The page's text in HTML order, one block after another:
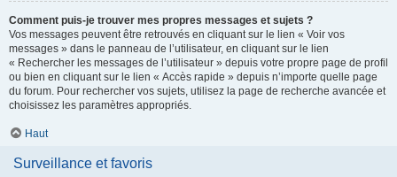
Comment puis-je trouver mes propres messages et sujets ?
Vos messages peuvent être retrouvés en cliquant sur le lien « Voir vos
messages » dans le panneau de l’utilisateur, en cliquant sur le lien
« Rechercher les messages de l’utilisateur » depuis votre propre page de profil
ou bien en cliquant sur le lien « Accès rapide » depuis n’importe quelle page
du forum. Pour rechercher vos sujets, utilisez la page de recherche avancée et
choisissez les paramètres appropriés.
Haut
Surveillance et favoris